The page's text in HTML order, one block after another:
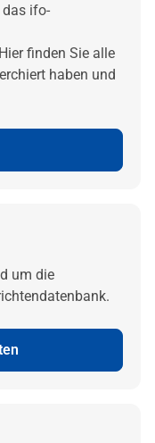
ifo-
finden Sie alle
haben und
um die